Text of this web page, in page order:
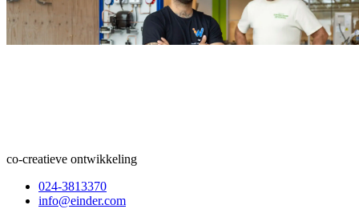
co-creatieve ontwikkeling
024-3813370
info@einder.com